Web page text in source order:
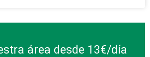
área desde 13€/día